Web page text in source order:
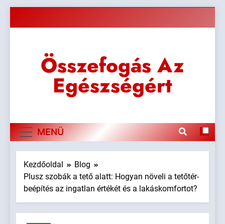
Összefogás Az
Egészségért
MENÜ
Kezdőoldal
Blog
Plusz szobák a tető alatt: Hogyan növeli a tetőtér-
beépítés az ingatlan értékét és a lakáskomfortot?